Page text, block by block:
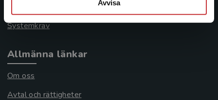
Avvisa
Systemkrav
Allmänna länkar
Om oss
Avtal och rättigheter